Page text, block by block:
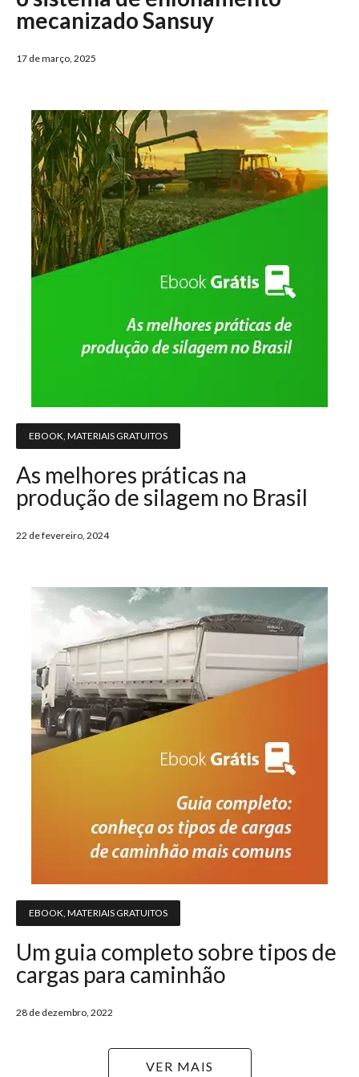
mecanizado Sansuy
17 de março, 2025
EBOOK MATERIAIS GRATUITOS
As melhores práticas na
produção de silagem no Brasil
22 de fevereiro, 2024
EBOOK MATERIAIS GRATUITOS
Um guia completo sobre tipos de
cargas para caminhão
28 de dezembro, 2022
VER MAIS